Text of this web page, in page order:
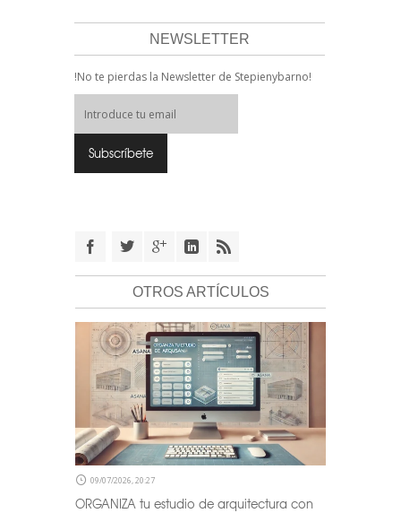
NEWSLETTER
!No te pierdas la Newsletter de Stepienybarno!
OTROS ARTÍCULOS
09/07/2026, 20:27
ORGANIZA tu estudio de arquitectura con